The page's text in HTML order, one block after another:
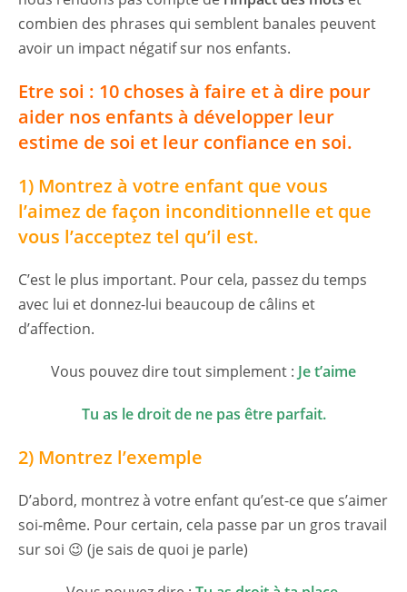
combien des phrases qui semblent banales peuvent
avoir un impact négatif sur nos enfants.
Etre soi : 10 choses à faire et à dire pour
aider nos enfants à développer leur
estime de soi et leur confiance en soi.
1) Montrez à votre enfant que vous
l’aimez de façon inconditionnelle et que
vous l’acceptez tel qu’il est.
C’est le plus important. Pour cela, passez du temps
avec lui et donnez-lui beaucoup de câlins et
d’affection.
Vous pouvez dire tout simplement : Je t’aime
Tu as le droit de ne pas être parfait.
2) Montrez l’exemple
D’abord, montrez à votre enfant qu’est-ce que s’aimer
soi-même. Pour certain, cela passe par un gros travail
sur soi 😉 (je sais de quoi je parle)